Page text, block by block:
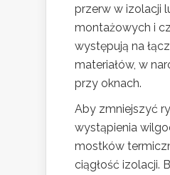
przerw w izolacji
montażowych i
występują na
materiałów, w
przy oknach.
Aby zmniejszyć
wystąpienia
mostków
ciągłość izolacji.